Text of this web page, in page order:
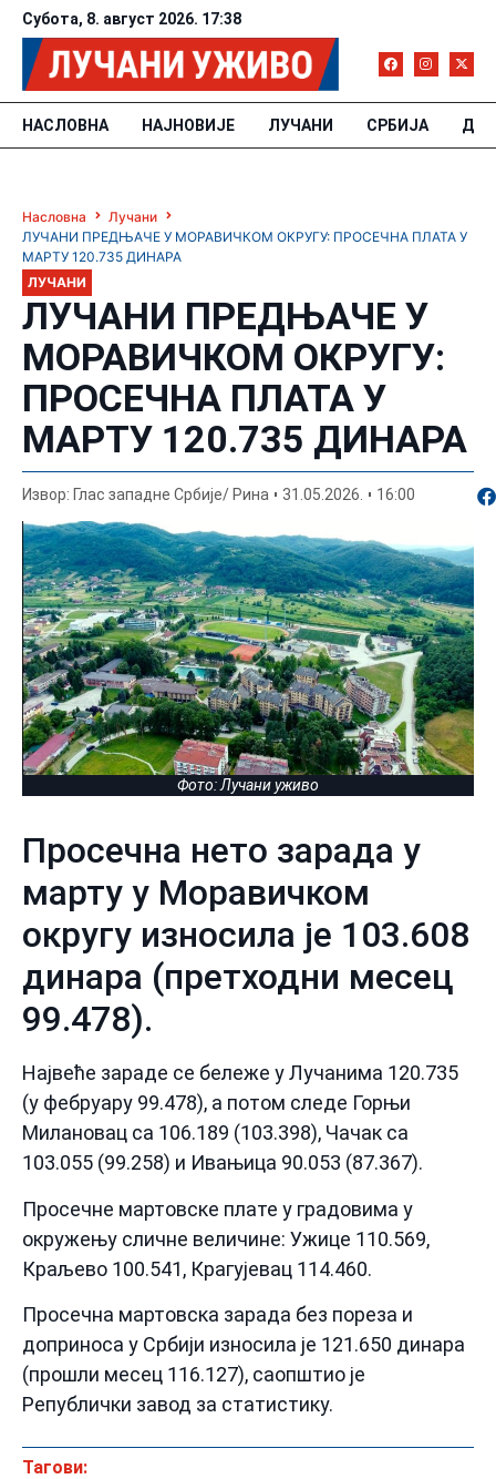
Субота, 8. август 2026. 17:38
НАСЛОВНА НАЈНОВИЈЕ ЛУЧАНИ СРБИЈА
Насловна
Лучани
ЛУЧАНИ ПРЕДЊАЧЕ У МОРАВИЧКОМ ОКРУГУ: ПРОСЕЧНА ПЛАТА У
МАРТУ 120.735 ДИНАРА
ЛУЧАНИ
ЛУЧАНИ ПРЕДЊАЧЕ У
МОРАВИЧКОМ ОКРУГУ:
ПРОСЕЧНА ПЛАТА У
МАРТУ 120.735 ДИНАРА
Извор: Глас западне Србије/ Рина 31.05.2026. 16:00
Фото: Лучани уживо
Просечна нето зарада у
марту у Моравичком
округу износила је 103.608
динара (претходни месец
99.478).
Највеће зараде се бележе у Лучанима 120.735
(у фебруару 99.478), а потом следе Горњи
Милановац са 106.189 (103.398), Чачак са
103.055 (99.258) и Ивањица 90.053 (87.367).
Просечне мартовске плате у градовима у
окружењу сличне величине: Ужице 110.569,
Краљево 100.541, Крагујевац 114.460.
Просечна мартовска зарада без пореза и
доприноса у Србији износила је 121.650 динара
(прошли месец 116.127), саопштио је
Републички завод за статистику.
Тагови: